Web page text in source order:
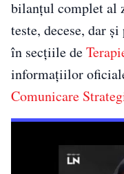
bilanţul complet al
teste, decese, dar
în secţiile de
informaţiilor
Comunicare